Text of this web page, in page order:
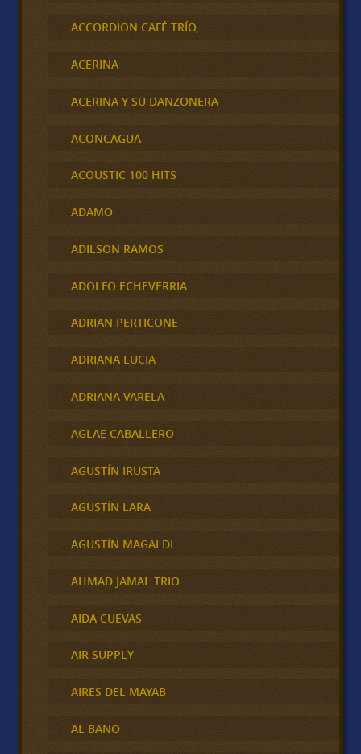
ACCORDION CAFÉ TRÍO,
ACERINA
ACERINA Y SU DANZONERA
ACONCAGUA
ACOUSTIC 100 HITS
ADAMO
ADILSON RAMOS
ADOLFO ECHEVERRIA
ADRIAN PERTICONE
ADRIANA LUCIA
ADRIANA VARELA
AGLAE CABALLERO
AGUSTÍN IRUSTA
AGUSTÍN LARA
AGUSTÍN MAGALDI
AHMAD JAMAL TRIO
AIDA CUEVAS
AIR SUPPLY
AIRES DEL MAYAB
AL BANO